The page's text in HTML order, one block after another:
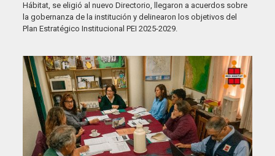
Hábitat, se eligió al nuevo Directorio, llegaron a acuerdos sobre
la gobernanza de la institución y delinearon los objetivos del
Plan Estratégico Institucional PEI 2025-2029.